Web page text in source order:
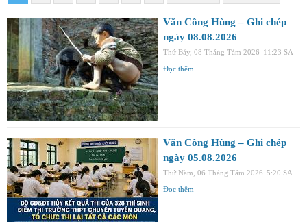
Văn Công Hùng – Ghi chép
ngày 08.08.2026
Thứ Bảy, 08 Tháng Tám 2026 11:23 SA
Đọc thêm
Văn Công Hùng – Ghi chép
ngày 05.08.2026
Thứ Năm, 06 Tháng Tám 2026 5:20 SA
Đọc thêm